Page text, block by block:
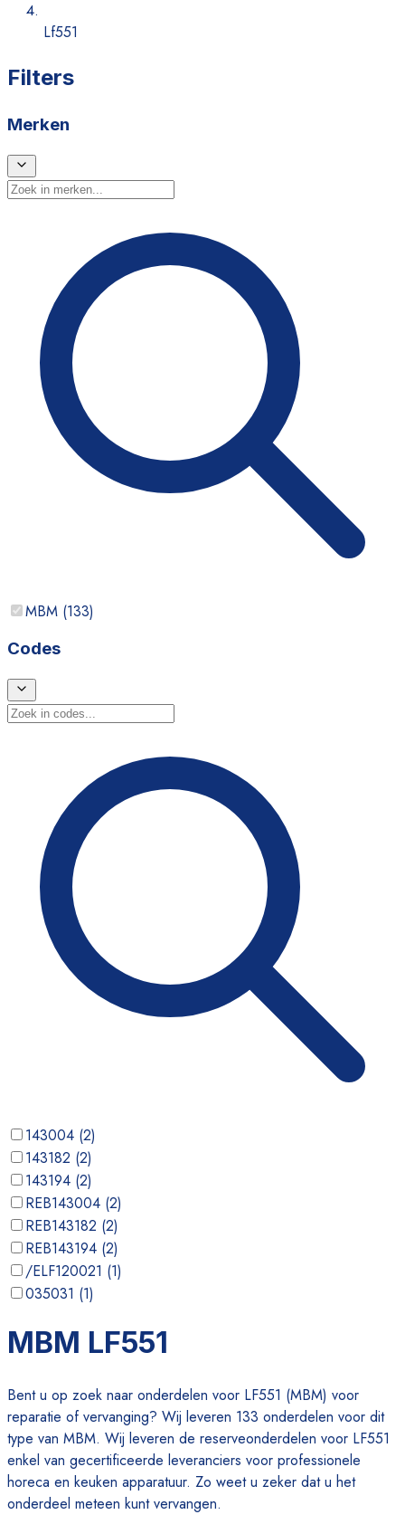
Lf551
Filters
Merken
MBM (133)
Codes
143004 (2)
143182 (2)
143194 (2)
REB143004 (2)
REB143182 (2)
REB143194 (2)
/ELF120021 (1)
035031 (1)
06150001
)
MBM LF551
Bent u op zoek naar onderdelen voor LF551 (MBM) voor
reparatie of vervanging? Wij leveren 133 onderdelen voor dit
type van MBM. Wij leveren de reserveonderdelen voor LF551
enkel van gecertificeerde leveranciers voor professionele
horeca en keuken apparatuur. Zo weet u zeker dat u het
onderdeel meteen kunt vervangen.